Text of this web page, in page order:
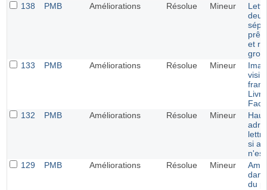
138
PMB Améliorations Résolue Mineur
et
133
PMB Améliorations Résolue Mineur
132
PMB Améliorations Résolue Mineur
si
129
PMB Améliorations Résolue Mineur
du